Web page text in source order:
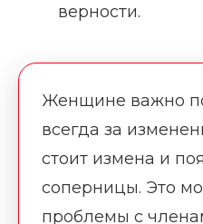
верности.
Женщине важно
всегда за
стоит измена и
соперницы. Это
проблемы с